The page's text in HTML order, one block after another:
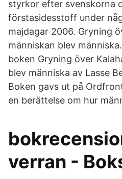
styrkor efter svenskorna
förstasidesstoff under
majdagar 2006. Gryning
människan blev
boken Gryning över
blev människa av Lasse
Boken gavs ut på
en berättelse om hur
verran -